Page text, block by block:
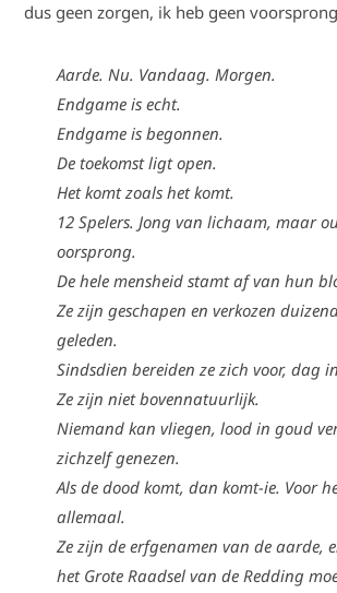
dus geen zorgen, ik heb geen
Aarde. Nu. Vandaag. Morgen.
Endgame is echt.
Endgame is begonnen.
De toekomst ligt open.
Het komt zoals het komt.
12 Spelers. Jong van lichaam, maar
oorsprong.
De hele mensheid stamt af van hun
Ze zijn geschapen en verkozen
geleden.
Sindsdien bereiden ze zich voor, dag
Ze zijn niet bovennatuurlijk.
Niemand kan vliegen, lood in goud
zichzelf genezen.
Als de dood komt, dan komt-ie. Voor
allemaal.
Ze zijn de erfgenamen van de aarde,
het Grote Raadsel van de Redding